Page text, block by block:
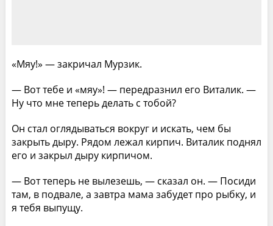
«Мяу!» — закричал Мурзик.
— Вот тебе и «мяу»! — передразнил его Виталик. —
Ну что мне теперь делать с тобой?
Он стал оглядываться вокруг и искать, чем бы
закрыть дыру. Рядом лежал кирпич. Виталик поднял
его и закрыл дыру кирпичом.
— Вот теперь не вылезешь, — сказал он. — Посиди
там, в подвале, а завтра мама забудет про рыбку, и
я тебя выпущу.